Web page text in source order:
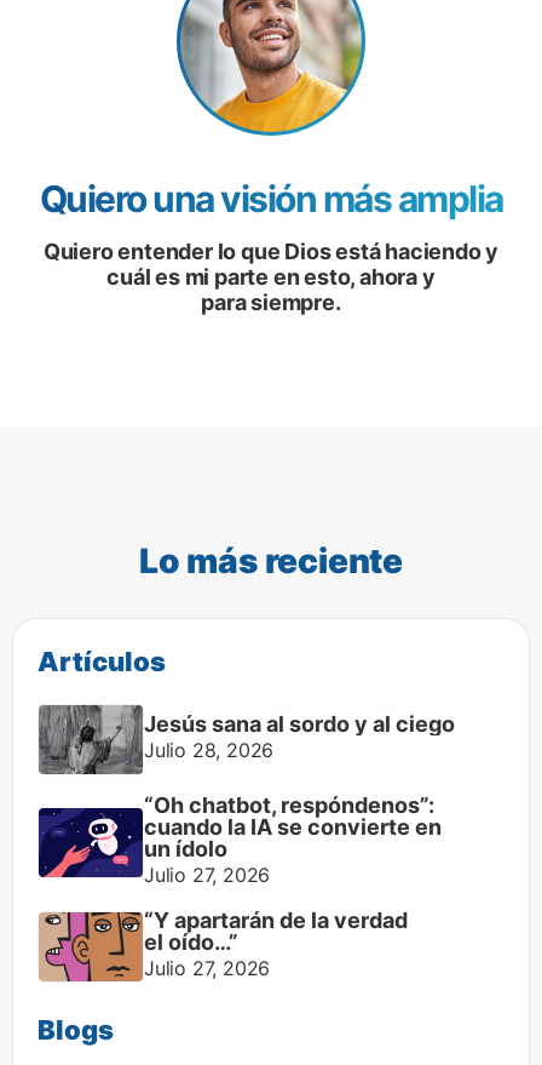
Quiero una visión más amplia
Quiero entender lo que Dios está haciendo y
cuál es mi parte en esto, ahora y
para siempre.
Lo más reciente
Artículos
Jesús sana al sordo y al ciego
Julio 28, 2026
“Oh chatbot, respóndenos”:
cuando la IA se convierte en
un ídolo
Julio 27, 2026
“Y apartarán de la verdad
el oído…”
Julio 27, 2026
Blogs